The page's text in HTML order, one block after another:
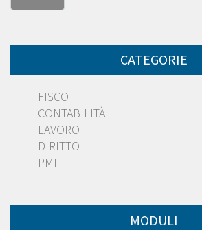
CATEGORIE
FISCO
CONTABILITÀ
LAVORO
DIRITTO
PMI
MODULI